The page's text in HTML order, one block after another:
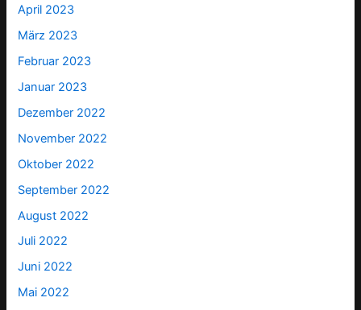
April 2023
März 2023
Februar 2023
Januar 2023
Dezember 2022
November 2022
Oktober 2022
September 2022
August 2022
Juli 2022
Juni 2022
Mai 2022